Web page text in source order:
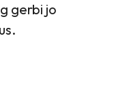
gerbi jo